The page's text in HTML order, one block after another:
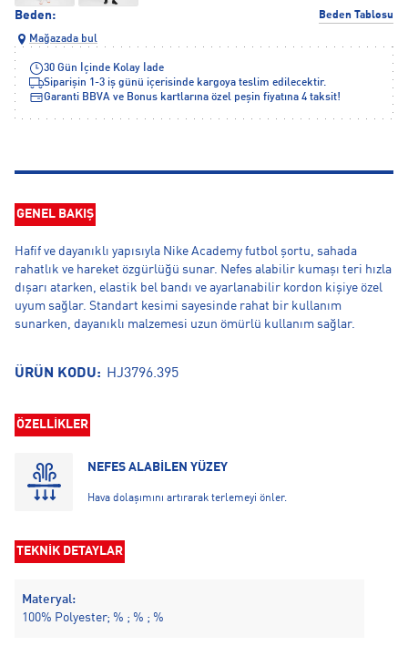
Beden: Beden Tablosu
Mağazada bul
30 Gün İçinde Kolay İade
Siparişin 1-3 iş günü içerisinde kargoya teslim edilecektir.
Garanti BBVA ve Bonus kartlarına özel peşin fiyatına 4 taksit!
GENEL BAKIŞ
Hafif ve dayanıklı yapısıyla Nike Academy futbol şortu, sahada
rahatlık ve hareket özgürlüğü sunar. Nefes alabilir kumaşı teri hızla
dışarı atarken, elastik bel bandı ve ayarlanabilir kordon kişiye özel
uyum sağlar. Standart kesimi sayesinde rahat bir kullanım
sunarken, dayanıklı malzemesi uzun ömürlü kullanım sağlar.
ÜRÜN KODU: HJ3796.395
ÖZELLİKLER
NEFES ALABİLEN YÜZEY
Hava dolaşımını artırarak terlemeyi önler.
TEKNİK DETAYLAR
Materyal:
100% Polyester; % ; % ; %